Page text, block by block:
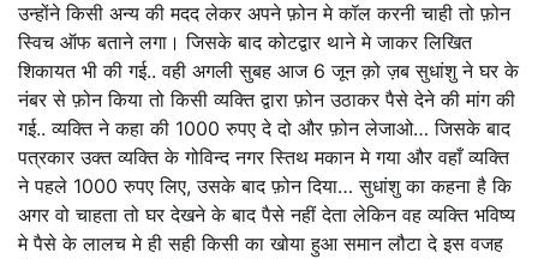
उन्होंने किसी अन्य की मदद लेकर अपने फ़ोन मे कॉल करनी चाही तो फ़ोन
स्विच ऑफ बताने लगा। जिसके बाद कोटद्वार थाने मे जाकर लिखित
शिकायत भी की गई.. वही अगली सुबह आज 6 जून क़ो ज़ब सुधांशु ने घर के
नंबर से फ़ोन किया तो किसी व्यक्ति द्वारा फ़ोन उठाकर पैसे देने की मांग की
गई.. व्यक्ति ने कहा की 1000 रुपए दे दो और फ़ोन लेजाओ… जिसके बाद
पत्रकार उक्त व्यक्ति के गोविन्द नगर स्तिथ मकान मे गया और वहाँ व्यक्ति
ने पहले 1000 रुपए लिए, उसके बाद फ़ोन दिया… सुधांशु का कहना है कि
अगर वो चाहता तो घर देखने के बाद पैसे नहीं देता लेकिन वह व्यक्ति भविष्य
मे पैसे के लालच मे ही सही किसी का खोया हुआ समान लौटा दे इस वजह